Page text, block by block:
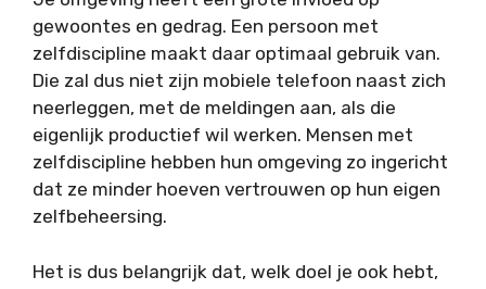
gewoontes en gedrag. Een persoon met
zelfdiscipline maakt daar optimaal gebruik van.
Die zal dus niet zijn mobiele telefoon naast zich
neerleggen, met de meldingen aan, als die
eigenlijk productief wil werken. Mensen met
zelfdiscipline hebben hun omgeving zo ingericht
dat ze minder hoeven vertrouwen op hun eigen
zelfbeheersing.
Het is dus belangrijk dat, welk doel je ook hebt,